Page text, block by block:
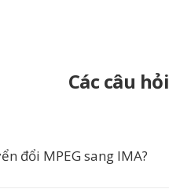
Các câu
đổi MPEG sang IMA?